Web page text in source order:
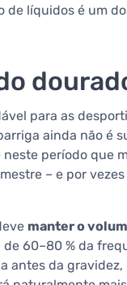
líquidos é um
para as
ainda não é
período que
– e por
manter o
60–80 % da
antes da